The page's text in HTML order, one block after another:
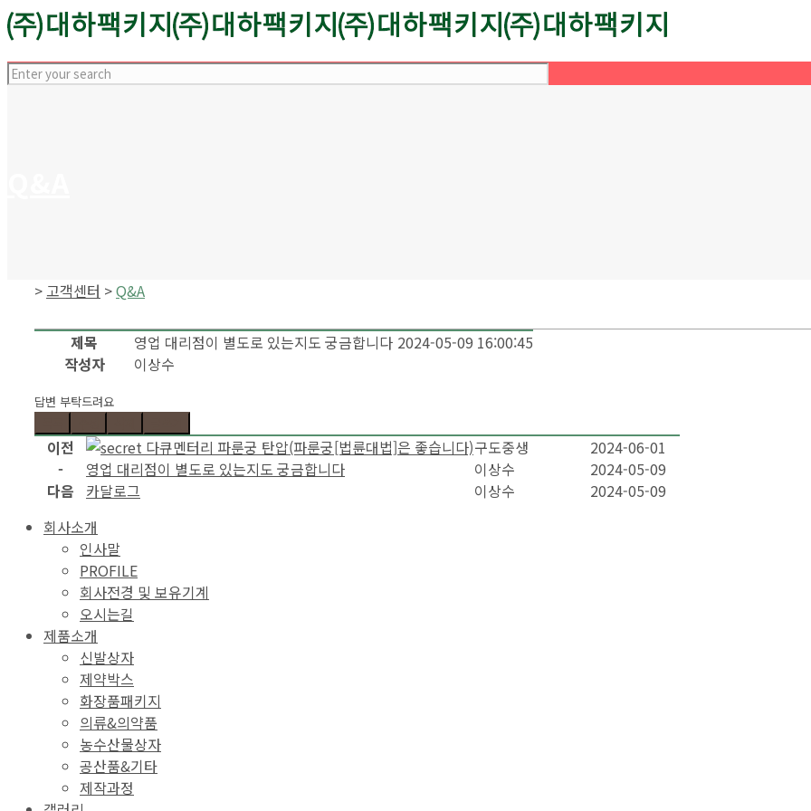
> 고객센터 >Q&A
제목 영업 대리점이 별도로 있는지도 궁금합니다 2024-05-09 16:00:45
작성자
이상수
답변 부탁드려요
이전 다큐멘터리 파룬궁 탄압(파룬궁[법륜대법]은 좋습니다)구도중생
2024-06-01
-
영업 대리점이 별도로 있는지도 궁금합니다 이상수
2024-05-09
다음
카달로그 이상수
2024-05-09
회사소개
인사말
PROFILE
회사전경 및 보유기계
오시는길
제품소개
신발상자
제약박스
화장품패키지
의류&의약품
농수산물상자
공산품&기타
제작과정